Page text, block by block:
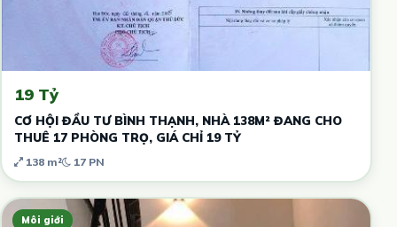
19 Tỷ
CƠ HỘI ĐẦU TƯ BÌNH THẠNH, NHÀ 138M² ĐANG CHO
THUÊ 17 PHÒNG TRỌ, GIÁ CHỈ 19 TỶ
138 m² 17 PN
Môi giới